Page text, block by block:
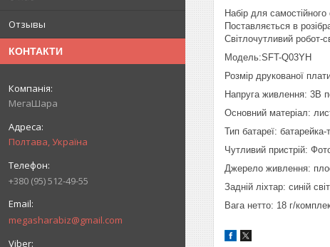
Отзывы
КОНТАКТИ
МегаШара
Полтава, Україна
+380 (95) 512-49-55
megasharabiz@gmail.com
Набір для
Поставляється в
Світлочутливий робот-
Модель:SFT-Q03YH
Розмір друкованої
Напруга живлення: 3В
Основний матеріал:
Тип батареї: батарейка-
Чутливий пристрій:
Джерело живлення:
Задній ліхтар: синій
Вага нетто: 18 г/